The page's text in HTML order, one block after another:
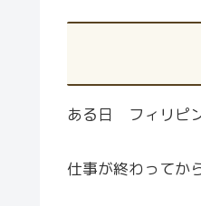
ある日 フィリピ
仕事が終わって